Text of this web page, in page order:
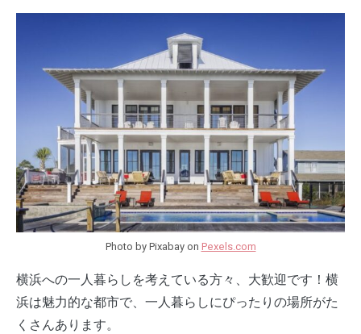
Photo by Pixabay on Pexels.com
横浜への一人暮らしを考えている方々、大歓迎です！横
浜は魅力的な都市で、一人暮らしにぴったりの場所がた
くさんあります。